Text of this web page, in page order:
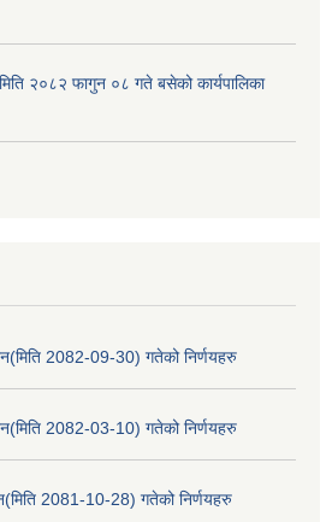
२०८२ फागुन ०८ गते बसेको कार्यपालिका
2082-09-30) गतेको निर्णयहरु
2082-03-10) गतेको निर्णयहरु
2081-10-28) गतेको निर्णयहरु